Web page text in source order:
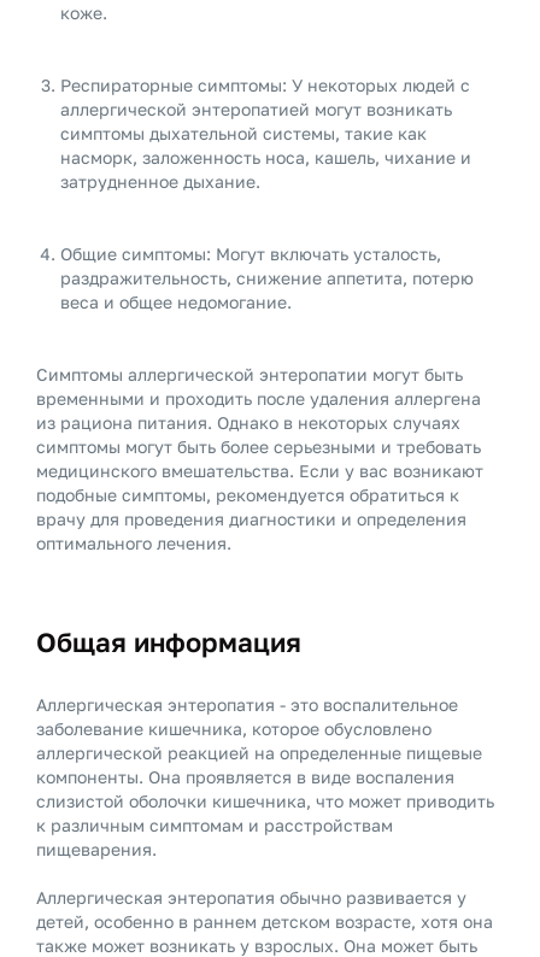
коже.
Респираторные симптомы: У некоторых людей с
аллергической энтеропатией могут возникать
симптомы дыхательной системы, такие как
насморк, заложенность носа, кашель, чихание и
затрудненное дыхание.
Общие симптомы: Могут включать усталость,
раздражительность, снижение аппетита, потерю
веса и общее недомогание.
Симптомы аллергической энтеропатии могут быть
временными и проходить после удаления аллергена
из рациона питания. Однако в некоторых случаях
симптомы могут быть более серьезными и требовать
медицинского вмешательства. Если у вас возникают
подобные симптомы, рекомендуется обратиться к
врачу для проведения диагностики и определения
оптимального лечения.
Общая информация
Аллергическая энтеропатия - это воспалительное
заболевание кишечника, которое обусловлено
аллергической реакцией на определенные пищевые
компоненты. Она проявляется в виде воспаления
слизистой оболочки кишечника, что может приводить
к различным симптомам и расстройствам
пищеварения.
Аллергическая энтеропатия обычно развивается у
детей, особенно в раннем детском возрасте, хотя она
также может возникать у взрослых. Она может быть